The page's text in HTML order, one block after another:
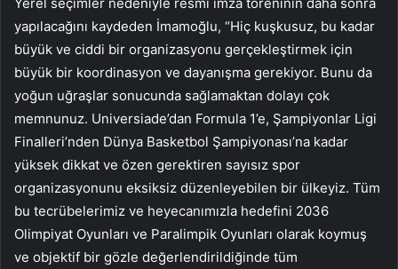
yapılacağını kaydeden İmamoğlu, “Hiç kuşkusuz, bu kadar
büyük ve ciddi bir organizasyonu gerçekleştirmek için
büyük bir koordinasyon ve dayanışma gerekiyor. Bunu da
yoğun uğraşlar sonucunda sağlamaktan dolayı çok
memnunuz. Universiade’dan Formula 1’e, Şampiyonlar Ligi
Finalleri’nden Dünya Basketbol Şampiyonası’na kadar
yüksek dikkat ve özen gerektiren sayısız spor
organizasyonunu eksiksiz düzenleyebilen bir ülkeyiz. Tüm
bu tecrübelerimiz ve heyecanımızla hedefini 2036
Olimpiyat Oyunları ve Paralimpik Oyunları olarak koymuş
ve objektif bir gözle değerlendirildiğinde tüm